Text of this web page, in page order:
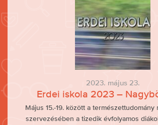
2023. május 23.
Erdei iskola 2023 –
Május 15.-19. között a természettudomány
szervezésében a tizedik évfolyamos